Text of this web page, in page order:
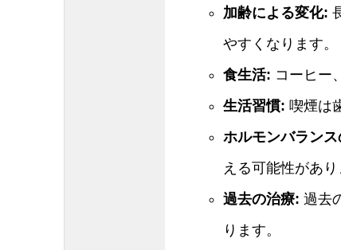
加齢による変化:
やすくなります。
食生活: コーヒー
生活習慣: 喫煙は
ホルモンバラン
える可能性があり
過去の治療: 過去
ります。